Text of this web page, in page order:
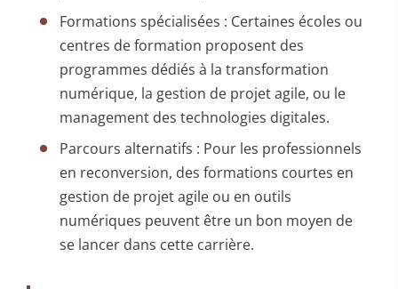
Formations spécialisées : Certaines écoles ou
centres de formation proposent des
programmes dédiés à la transformation
numérique, la gestion de projet agile, ou le
management des technologies digitales.
Parcours alternatifs : Pour les professionnels
en reconversion, des formations courtes en
gestion de projet agile ou en outils
numériques peuvent être un bon moyen de
se lancer dans cette carrière.